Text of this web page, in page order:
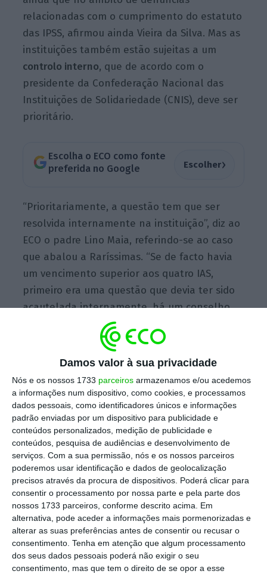
Damos valor à sua privacidade
Nós e os nossos 1733 parceiros armazenamos e/ou acedemos
a informações num dispositivo, como cookies, e processamos
dados pessoais, como identificadores únicos e informações
padrão enviadas por um dispositivo para publicidade e
conteúdos personalizados, medição de publicidade e
conteúdos, pesquisa de audiências e desenvolvimento de
serviços. Com a sua permissão, nós e os nossos parceiros
poderemos usar identificação e dados de geolocalização
precisos através da procura de dispositivos. Poderá clicar para
consentir o processamento por nossa parte e pela parte dos
nossos 1733 parceiros, conforme descrito acima. Em
alternativa, pode aceder a informações mais pormenorizadas e
alterar as suas preferências antes de consentir ou recusar o
consentimento. Tenha em atenção que algum processamento
dos seus dados pessoais poderá não exigir o seu
consentimento, mas que tem o direito de se opor a esse
relacionadas com o cumprimento do estatuto
das IPSS, afirmou ainda Vieira da Silva. Mas as
instituições também estão sujeitas a um
controlo interno, que de acordo com o
presidente da Confederação Nacional das
Instituições de Solidariedade (CNIS), deve ser
prioritário.
Escolha o ECO como fonte
preferida no Google
Escolher›
“Prioritariamente, a questão tem que ser
resolvida internamente na instituição”, diz ao
ECO o padre Lino Maia, referindo-se ao caso
que abalou a Raríssimas. “Se de facto havia
um vencimento superior aos quatro IAS,
primeiro era uma questão que devia ter sido
acautelada internamente, há um conselho
fiscal, há uma Assembleia-Geral, e portanto
deveria acautelar isso”, defende.
Secretário de Estado e presidente da Raríssimas
demitem-se
Ler Mais
De acordo com a reportagem da TVI, Paula
Brito e Costa,que entretanto apresentou a
demissão da presidência da Raríssimas,
receberia um salário base de 3.000 euros
que acresciam 1.300 euros em ajudas de
custo, 1.500 euros em deslocações e 816,76
euros num plano poupança-reforma. A peça
aponta ainda para o aluguer de um carro de